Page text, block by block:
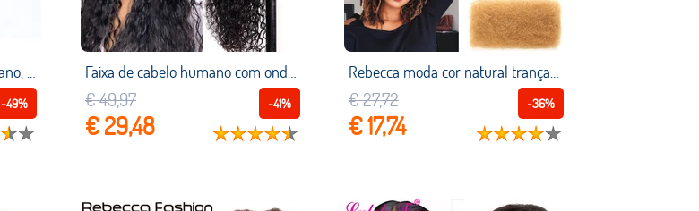
Itip extensões de cabelo humano, mechas lisas, cabelo brasileiro, para mulheres negras, 0.95g/fio, 16 24 ", xcsunny
-49%
Faixa de cabelo humano com onda de água, peruca total, remy, sem cola, metade ondulada, para mulheres
-41%
€ 49,97
€ 29,48
Rebecca moda cor natural tranças de cabelo sem trama brasileiro remy cabelo afro kinky encaracolado em massa cabelo humano para trança 50 g/pc
-36%
€ 27,72
€ 17,74